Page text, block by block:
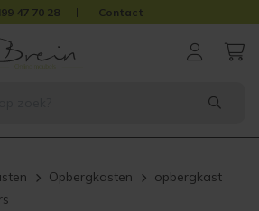
47 70 28 Contact
Opbergkasten
opbergkast